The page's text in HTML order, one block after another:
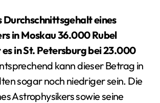
Durchschnittsgehalt eines
in Moskau 36.000 Rubel
in St. Petersburg bei 23.000
kann dieser Betrag in
sogar noch niedriger sein. Die
Astrophysikers sowie seine